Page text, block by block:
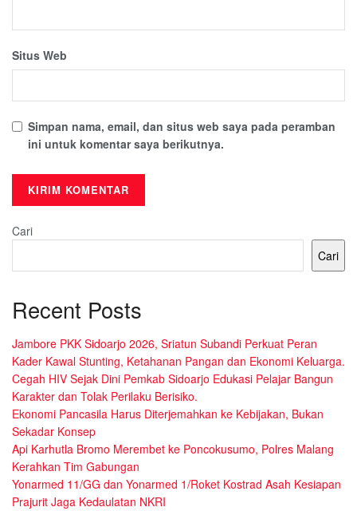
Situs Web
Simpan nama, email, dan situs web saya pada peramban
ini untuk komentar saya berikutnya.
Cari
Cari
Recent Posts
Jambore PKK Sidoarjo 2026, Sriatun Subandi Perkuat Peran
Kader Kawal Stunting, Ketahanan Pangan dan Ekonomi Keluarga.
Cegah HIV Sejak Dini Pemkab Sidoarjo Edukasi Pelajar Bangun
Karakter dan Tolak Perilaku Berisiko.
Ekonomi Pancasila Harus Diterjemahkan ke Kebijakan, Bukan
Sekadar Konsep
Api Karhutla Bromo Merembet ke Poncokusumo, Polres Malang
Kerahkan Tim Gabungan
Yonarmed 11/GG dan Yonarmed 1/Roket Kostrad Asah Kesiapan
Prajurit Jaga Kedaulatan NKRI